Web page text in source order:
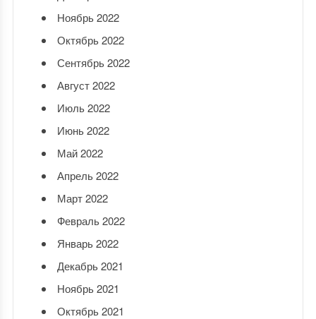
Ноябрь 2022
Октябрь 2022
Сентябрь 2022
Август 2022
Июль 2022
Июнь 2022
Май 2022
Апрель 2022
Март 2022
Февраль 2022
Январь 2022
Декабрь 2021
Ноябрь 2021
Октябрь 2021